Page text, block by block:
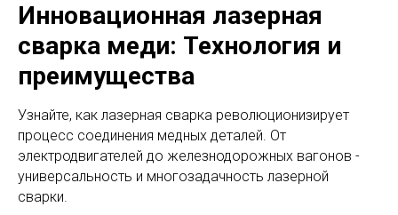
Инновационная лазерная
сварка меди: Технология и
преимущества
Узнайте, как лазерная сварка революционизирует
процесс соединения медных деталей. От
электродвигателей до железнодорожных вагонов -
универсальность и многозадачность лазерной
сварки.